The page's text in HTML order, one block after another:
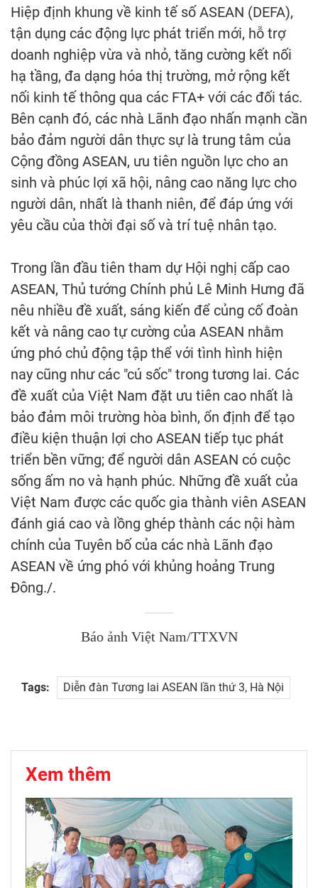
Hiệp định khung về kinh tế số ASEAN (DEFA),
tận dụng các động lực phát triển mới, hỗ trợ
doanh nghiệp vừa và nhỏ, tăng cường kết nối
hạ tầng, đa dạng hóa thị trường, mở rộng kết
nối kinh tế thông qua các FTA+ với các đối tác.
Bên cạnh đó, các nhà Lãnh đạo nhấn mạnh cần
bảo đảm người dân thực sự là trung tâm của
Cộng đồng ASEAN, ưu tiên nguồn lực cho an
sinh và phúc lợi xã hội, nâng cao năng lực cho
người dân, nhất là thanh niên, để đáp ứng với
yêu cầu của thời đại số và trí tuệ nhân tạo.
Trong lần đầu tiên tham dự Hội nghị cấp cao
ASEAN, Thủ tướng Chính phủ Lê Minh Hưng đã
nêu nhiều đề xuất, sáng kiến để củng cố đoàn
kết và nâng cao tự cường của ASEAN nhằm
ứng phó chủ động tập thể với tình hình hiện
nay cũng như các "cú sốc" trong tương lai. Các
đề xuất của Việt Nam đặt ưu tiên cao nhất là
bảo đảm môi trường hòa bình, ổn định để tạo
điều kiện thuận lợi cho ASEAN tiếp tục phát
triển bền vững; để người dân ASEAN có cuộc
sống ấm no và hạnh phúc. Những đề xuất của
Việt Nam được các quốc gia thành viên ASEAN
đánh giá cao và lồng ghép thành các nội hàm
chính của Tuyên bố của các nhà Lãnh đạo
ASEAN về ứng phó với khủng hoảng Trung
Đông./.
Báo ảnh Việt Nam/TTXVN
Tags: Diễn đàn Tương lai ASEAN lần thứ 3, Hà Nội
Xem thêm